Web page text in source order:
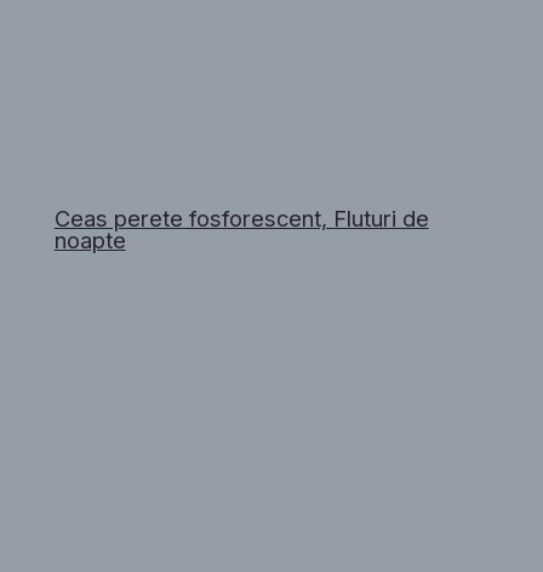
Ceas perete fosforescent, Fluturi de
noapte​